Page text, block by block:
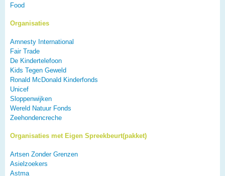
Food
Organisaties
Amnesty International
Fair Trade
De Kindertelefoon
Kids Tegen Geweld
Ronald McDonald Kinderfonds
Unicef
Sloppenwijken
Wereld Natuur Fonds
Zeehondencreche
Organisaties met Eigen Spreekbeurt(pakket)
Artsen Zonder Grenzen
Asielzoekers
Astma